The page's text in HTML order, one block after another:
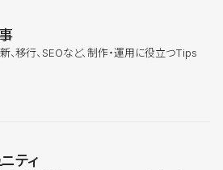
、移行、SEOなど、制作・運用に役立つTips
ティ